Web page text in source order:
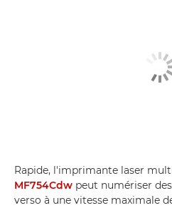
Rapide, l'imprimante laser
MF754Cdw peut numériser
verso à une vitesse maximale